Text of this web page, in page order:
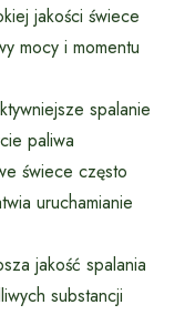
jakości świece
mocy i momentu
spalanie
paliwa
świece często
uruchamianie
jakość spalania
substancji